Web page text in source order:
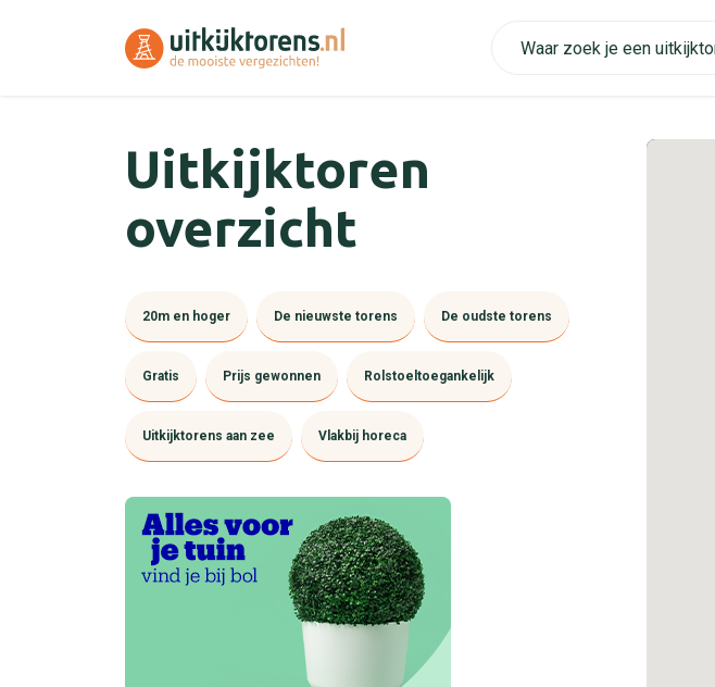
Uitkijktoren
overzicht
20m en hoger De nieuwste torens De oudste torens
Gratis Prijs gewonnen Rolstoeltoegankelijk
Uitkijktorens aan zee Vlakbij horeca